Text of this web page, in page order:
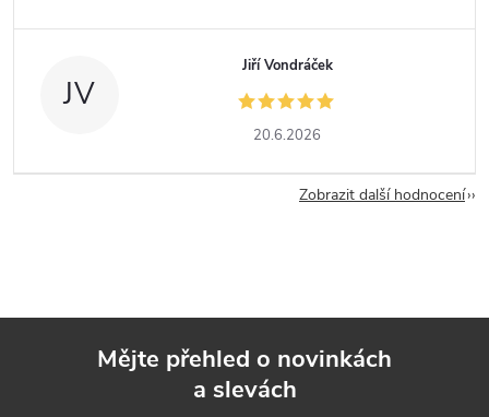
JV
Jiří Vondráček
20.6.2026
Zobrazit další hodnocení
Mějte přehled o novinkách
a slevách